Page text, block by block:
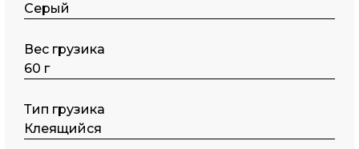
Серый
Вес грузика
60 г
Тип грузика
Клеящийся